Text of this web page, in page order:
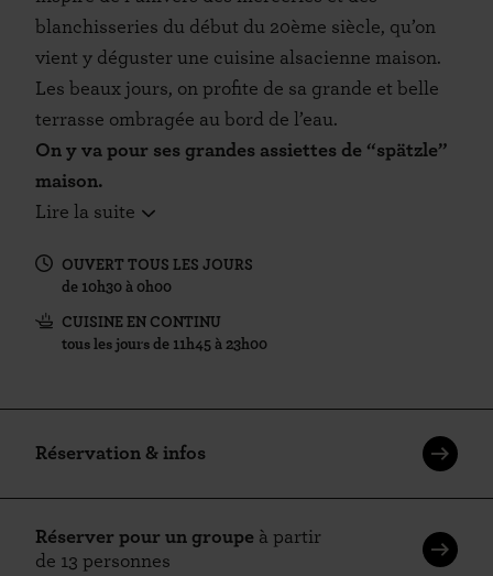
blanchisseries du début du 20ème siècle, qu’on
vient y déguster une cuisine alsacienne maison.
Les beaux jours, on profite de sa grande et belle
terrasse ombragée au bord de l’eau.
On y va pour ses grandes assiettes de “spätzle”
maison.
Lire la suite
OUVERT TOUS LES JOURS
de 10h30 à 0h00
CUISINE EN CONTINU
tous les jours de 11h45 à 23h00
Réservation & infos
Réserver pour un groupe à partir
de 13 personnes